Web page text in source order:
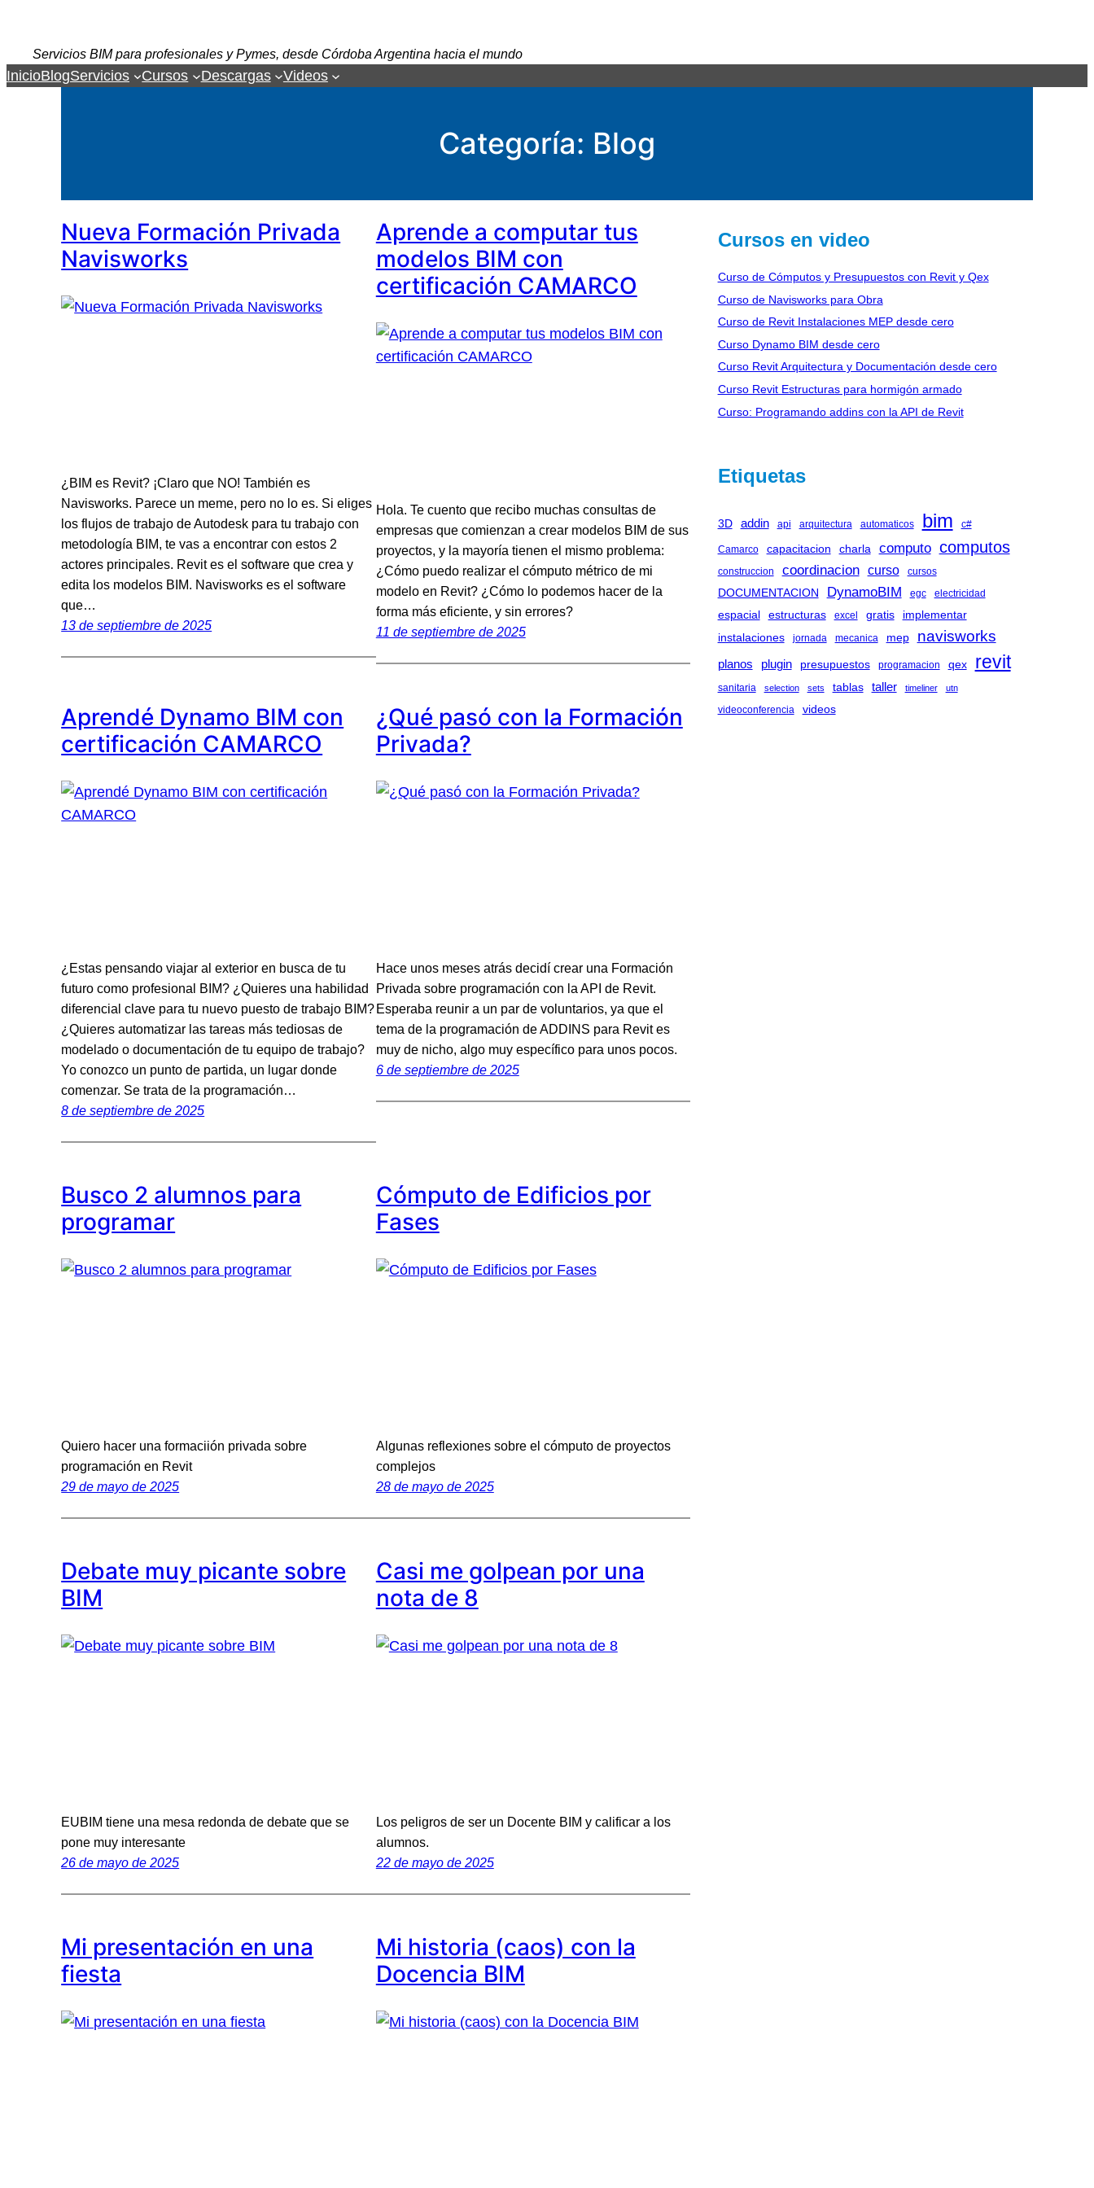
Servicios BIM para profesionales y Pymes, desde Córdoba Argentina hacia el mundo
InicioBlogServicios Cursos Descargas Videos
Categoría: Blog
Nueva Formación Privada
Navisworks
¿BIM es Revit? ¡Claro que NO! También es
Navisworks. Parece un meme, pero no lo es. Si eliges
los flujos de trabajo de Autodesk para tu trabajo con
metodología BIM, te vas a encontrar con estos 2
actores principales. Revit es el software que crea y
edita los modelos BIM. Navisworks es el software
que…
13 de septiembre de 2025
Aprende a computar tus
modelos BIM con
certificación CAMARCO
Hola. Te cuento que recibo muchas consultas de
empresas que comienzan a crear modelos BIM de sus
proyectos, y la mayoría tienen el mismo problema:
¿Cómo puedo realizar el cómputo métrico de mi
modelo en Revit? ¿Cómo lo podemos hacer de la
forma más eficiente, y sin errores?
11 de septiembre de 2025
Aprendé Dynamo BIM con
certificación CAMARCO
¿Estas pensando viajar al exterior en busca de tu
futuro como profesional BIM? ¿Quieres una habilidad
diferencial clave para tu nuevo puesto de trabajo BIM?
¿Quieres automatizar las tareas más tediosas de
modelado o documentación de tu equipo de trabajo?
Yo conozco un punto de partida, un lugar donde
comenzar. Se trata de la programación…
8 de septiembre de 2025
¿Qué pasó con la Formación
Privada?
Hace unos meses atrás decidí crear una Formación
Privada sobre programación con la API de Revit.
Esperaba reunir a un par de voluntarios, ya que el
tema de la programación de ADDINS para Revit es
muy de nicho, algo muy específico para unos pocos.
6 de septiembre de 2025
Busco 2 alumnos para
programar
Quiero hacer una formaciión privada sobre
programación en Revit
29 de mayo de 2025
Cómputo de Edificios por
Fases
Algunas reflexiones sobre el cómputo de proyectos
complejos
28 de mayo de 2025
Debate muy picante sobre
BIM
EUBIM tiene una mesa redonda de debate que se
pone muy interesante
26 de mayo de 2025
Casi me golpean por una
nota de 8
Los peligros de ser un Docente BIM y calificar a los
alumnos.
22 de mayo de 2025
Mi presentación en una
fiesta
Mi historia (caos) con la
Docencia BIM
Cursos en video
Curso de Cómputos y Presupuestos con Revit y Qex
Curso de Navisworks para Obra
Curso de Revit Instalaciones MEP desde cero
Curso Dynamo BIM desde cero
Curso Revit Arquitectura y Documentación desde cero
Curso Revit Estructuras para hormigón armado
Curso: Programando addins con la API de Revit
Etiquetas
3D addin api arquitectura automaticos bim c#
Camarco capacitacion charla computo computos
construccion coordinacion curso cursos
DOCUMENTACION DynamoBIM egc electricidad
espacial estructuras excel gratis
implementar
instalaciones
jornada mecanica mep navisworks
planos plugin presupuestos programacion qex revit
sanitaria selection sets tablas taller timeliner utn
videoconferencia videos